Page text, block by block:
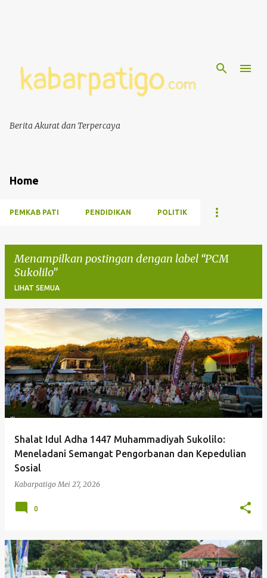
Berita Akurat dan Terpercaya
Home
PEMKAB PATI PENDIDIKAN POLITIK
Menampilkan postingan dengan label PCM
Sukolilo
LIHAT SEMUA
P
o
s
t
n
Shalat Idul Adha 1447 Muhammadiyah Sukolilo:
Meneladani Semangat Pengorbanan dan Kepedulian
Sosial
Kabarpatigo Mei 27, 2026
0